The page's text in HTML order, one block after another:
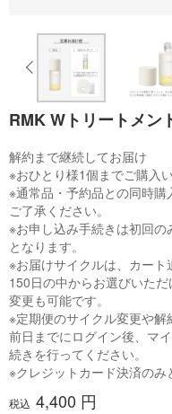
RMK Wトリートメン
解約まで継続してお届け
※おひとり様1個までご購入
※通常品・予約品との同時
ご了承ください。
※お申し込み手続きは初回
となります。
※お届けサイクルは、カート
150日の中からお選びいただ
変更も可能です。
※定期便のサイクル変更や
前日までにログイン後、マ
続きを行ってください。
※クレジットカード決済のみ
税込 4,400 円